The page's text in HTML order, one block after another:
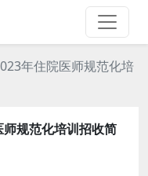
年住院医师规范化培
规范化培训招收简